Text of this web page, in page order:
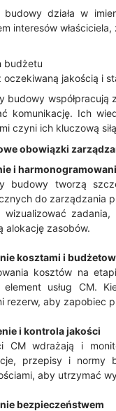
budowy działa w
interesów
budżetu
oczekiwaną jakością i
budowy
komunikację. Ich
czyni ich kluczową
obowiązki
i
budowy tworzą
do zarządzania
wizualizować
alokację zasobów.
kosztami i
kosztów na
element usług CM.
rezerw, aby zapobiec
i kontrola jakości
CM wdrażają i
przepisy i normy
aby utrzymać
bezpieczeństwem